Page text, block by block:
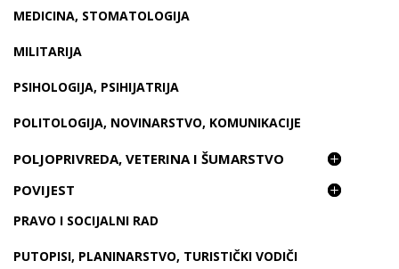
MEDICINA, STOMATOLOGIJA
MILITARIJA
PSIHOLOGIJA, PSIHIJATRIJA
POLITOLOGIJA, NOVINARSTVO, KOMUNIKACIJE
POLJOPRIVREDA, VETERINA I ŠUMARSTVO
POVIJEST
PRAVO I SOCIJALNI RAD
PUTOPISI, PLANINARSTVO, TURISTIČKI VODIČI